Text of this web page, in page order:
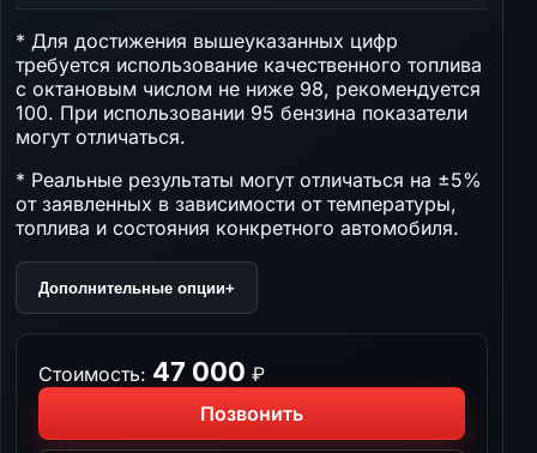
* Для достижения вышеуказанных цифр
требуется использование качественного топлива
с октановым числом не ниже 98, рекомендуется
100. При использовании 95 бензина показатели
могут отличаться.
* Реальные результаты могут отличаться на ±5%
от заявленных в зависимости от температуры,
топлива и состояния конкретного автомобиля.
Дополнительные опции+
Стоимость: 47 000 ₽
Позвонить